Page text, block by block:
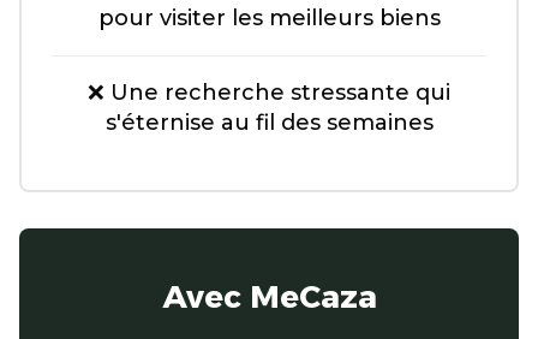
pour visiter les meilleurs biens
❌ Une recherche stressante qui
s'éternise au fil des semaines
Avec MeCaza